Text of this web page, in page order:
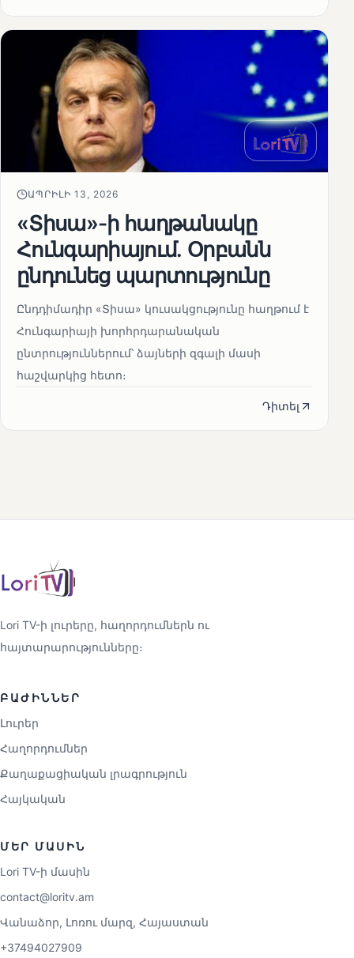
ԱՊՐԻԼԻ 13, 2026
«Տիսա»-ի հաղթանակը
Հունգարիայում․ Օրբանն
ընդունեց պարտությունը
Ընդդիմադիր «Տիսա» կուսակցությունը հաղթում է
Հունգարիայի խորհրդարանական
ընտրություններում՝ ձայների զգալի մասի
հաշվարկից հետո։
Դիտել
Lori TV-ի լուրերը, հաղորդումներն ու
հայտարարությունները։
ԲԱԺԻՆՆԵՐ
Լուրեր
Հաղորդումներ
Քաղաքացիական լրագրություն
Հայկական
ՄԵՐ ՄԱՍԻՆ
Lori TV-ի մասին
contact@loritv.am
Վանաձոր, Լոռու մարզ, Հայաստան
+37494027909